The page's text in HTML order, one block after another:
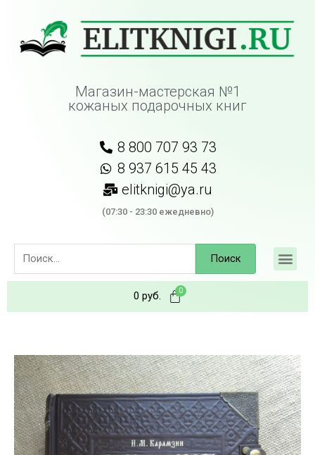
Магазин-мастерская №1
кожаных подарочных книг
8 800 707 93 73
8 937 615 45 43
elitknigi@ya.ru
(07:30 - 23:30 ежедневно)
Поиск
0 руб.